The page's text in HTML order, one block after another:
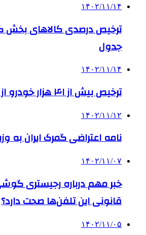
۱۴۰۲/۱۱/۱۴
ترخیص درصدی کالاهای بخش
جدول
۱۴۰۲/۱۱/۱۴
ترخیص بیش از ۴۱ هزار خودرو از گمرک در ۱۰ ماه
۱۴۰۲/۱۱/۱۲
نامه اعتراضی گمرک ایران به
۱۴۰۲/۱۱/۰۷
خبر مهم درباره رجیستری
قانونی این تلفن‌ها صحت دارد؟
۱۴۰۲/۱۱/۰۵